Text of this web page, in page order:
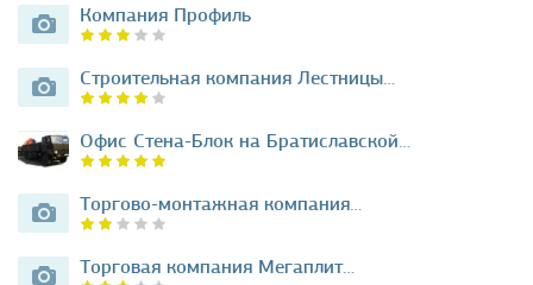
Компания Профиль
Строительная компания Лестницы…
Офис Стена-Блок на Братиславской…
Торгово-монтажная компания…
Торговая компания Мегаплит…